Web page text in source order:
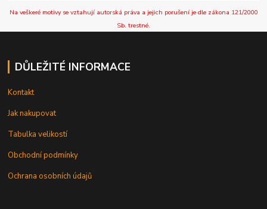
Na veškeré motivy se vztahují autorská práva a jejich porušení je dle zákona 121/2000
Sb. trestné.
DŮLEŽITÉ INFORMACE
Kontakt
Jak nakupovat
Tabulka velikostí
Obchodní podmínky
Ochrana osobních údajů